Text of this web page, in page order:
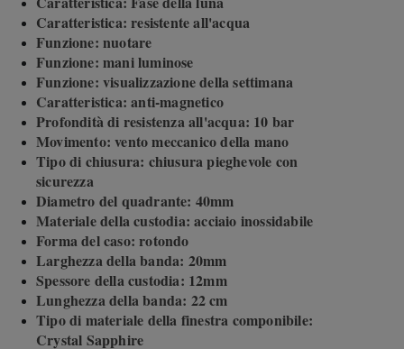
Caratteristica: resistente all'acqua
Funzione: nuotare
Funzione: mani luminose
Funzione: visualizzazione della settimana
Caratteristica: anti-magnetico
Profondità di resistenza all'acqua: 10 bar
Movimento: vento meccanico della mano
Tipo di chiusura: chiusura pieghevole con
sicurezza
Diametro del quadrante: 40mm
Materiale della custodia: acciaio inossidabile
Forma del caso: rotondo
Larghezza della banda: 20mm
Spessore della custodia: 12mm
Lunghezza della banda: 22 cm
Tipo di materiale della finestra componibile:
Crystal Sapphire